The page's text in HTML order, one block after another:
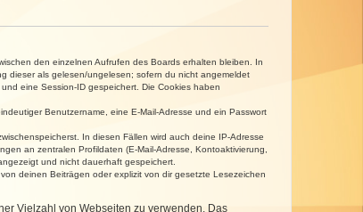
den einzelnen Aufrufen des Boards erhalten bleiben. In
dieser als gelesen/ungelesen; sofern du nicht angemeldet
eine Session-ID gespeichert. Die Cookies haben
Benutzername, eine E-Mail-Adresse und ein Passwort
In diesen Fällen wird auch deine IP-Adresse
an zentralen Profildaten (E-Mail-Adresse, Kontoaktivierung,
und nicht dauerhaft gespeichert.
deinen Beiträgen oder explizit von dir gesetzte Lesezeichen
Vielzahl von Webseiten zu verwenden. Das